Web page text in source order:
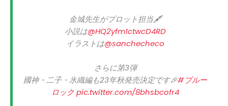
金城先生がプロット担当🖋
小説は@HQ2yfm1ctwcD4RD
イラストは@sanchecheco
さらに第3弾
國神・二子・氷織編も23年秋発売決定です🎉#ブルー
ロックpic.twitter.com/8bhsbcofr4